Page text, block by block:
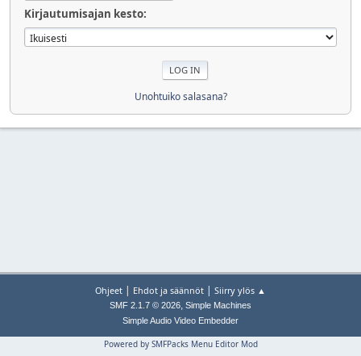
Kirjautumisajan kesto:
Unohtuiko salasana?
Ohjeet | Ehdot ja säännöt | Siirry ylös ▲
SMF 2.1.7 © 2026, Simple Machines
Simple Audio Video Embedder
Powered by SMFPacks Menu Editor Mod